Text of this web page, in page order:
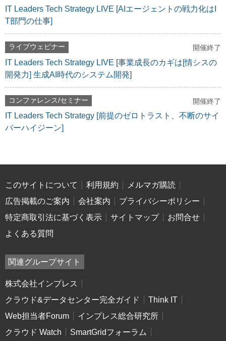
IT Leaders Tech Strategy LIVE [AIエージェントの戦力化はI
T部門の仕事]
ライブウェビナー 開催終了
IT Leaders Tech Strategy LIVE [事業成長のカギは[情シスの
開発力] 生成AI時代のシステム開発]
コンファレンス/セミナー 開催終了
IT Leaders Tech Strategy [前提のゼロトラスト、不断のサイ
バーハイジーン]
このサイトについて 利用規約
メルマガ購読
広告掲載のご案内
会社案内
プライバシーポリシー
特定商取引法に基づく表示
サイトマップ
お問合せ
よくある質問
関連グループサイト
株式会社インプレス
クラウド&データセンター完全ガイド
Think IT
Web担当者Forum
インプレス総合研究所
クラウド Watch
SmartGridフォーラム